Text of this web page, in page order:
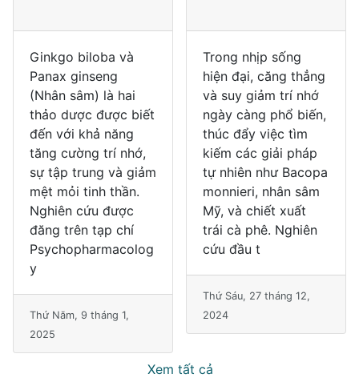
Ginkgo biloba và
Panax ginseng
(Nhân sâm) là hai
thảo dược được biết
đến với khả năng
tăng cường trí nhớ,
sự tập trung và giảm
mệt mỏi tinh thần.
Nghiên cứu được
đăng trên tạp chí
Psychopharmacolog
y
Thứ Năm, 9 tháng 1,
2025
Trong nhịp sống
hiện đại, căng thẳng
và suy giảm trí nhớ
ngày càng phổ biến,
thúc đẩy việc tìm
kiếm các giải pháp
tự nhiên như Bacopa
monnieri, nhân sâm
Mỹ, và chiết xuất
trái cà phê. Nghiên
cứu đầu t
Thứ Sáu, 27 tháng 12,
2024
Xem tất cả